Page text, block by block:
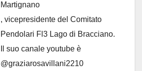
Martignano
, vicepresidente del Comitato
Pendolari Fl3 Lago di Bracciano.
Il suo canale youtube è
@graziarosavillani2210